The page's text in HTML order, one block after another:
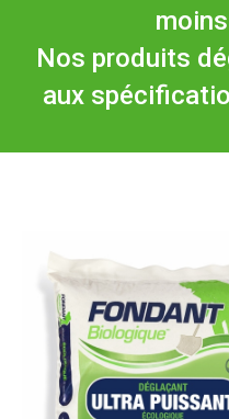
Nos produits
aux